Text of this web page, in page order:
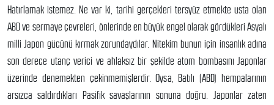
Hatırlamak istemez. Ne var ki, tarihi gerçekleri tersyüz etmekte usta olan
ABD ve sermaye çevreleri, önlerinde en büyük engel olarak gördükleri Asyalı
milli Japon gücünü kırmak zorundaydılar. Nitekim bunun için insanlık adına
son derece utanç verici ve ahlaksız bir şekilde atom bombasını Japonlar
üzerinde denemekten çekinmemişlerdir. Oysa, Batılı (ABD) hempalarının
arsızca saldırdıkları Pasifik savaşlarının sonuna doğru. Japonlar zaten